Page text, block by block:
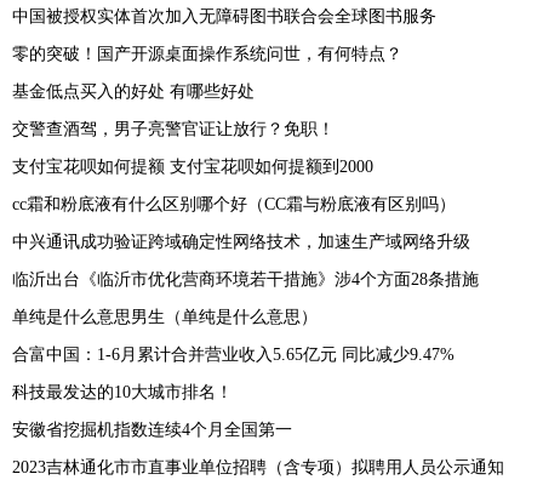
中国被授权实体首次加入无障碍图书联合会全球图书服务
零的突破！国产开源桌面操作系统问世，有何特点？
基金低点买入的好处 有哪些好处
交警查酒驾，男子亮警官证让放行？免职！
支付宝花呗如何提额 支付宝花呗如何提额到2000
cc霜和粉底液有什么区别哪个好（CC霜与粉底液有区别吗）
中兴通讯成功验证跨域确定性网络技术，加速生产域网络升级
临沂出台《临沂市优化营商环境若干措施》涉4个方面28条措施
单纯是什么意思男生（单纯是什么意思）
合富中国：1-6月累计合并营业收入5.65亿元 同比减少9.47%
科技最发达的10大城市排名！
安徽省挖掘机指数连续4个月全国第一
2023吉林通化市市直事业单位招聘（含专项）拟聘用人员公示通知